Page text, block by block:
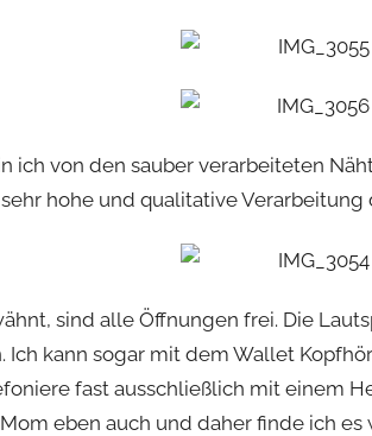
ich von den sauber verarbeiteten
hohe und qualitative Verarbeitung
sind alle Öffnungen frei. Die
Ich kann sogar mit dem Wallet
fast ausschließlich mit einem
eben auch und daher finde ich